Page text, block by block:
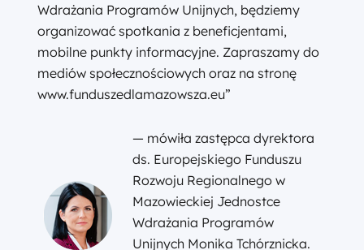
Wdrażania Programów Unijnych, będziemy
organizować spotkania z beneficjentami,
mobilne punkty informacyjne. Zapraszamy do
mediów społecznościowych oraz na stronę
www.funduszedlamazowsza.eu”
— mówiła zastępca dyrektora
ds. Europejskiego Funduszu
Rozwoju Regionalnego w
Mazowieckiej Jednostce
Wdrażania Programów
Unijnych Monika Tchórznicka.